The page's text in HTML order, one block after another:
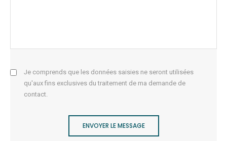
Je comprends que les données saisies ne seront utilisées
qu'aux fins exclusives du traitement de ma demande de
contact.
ENVOYER LE MESSAGE